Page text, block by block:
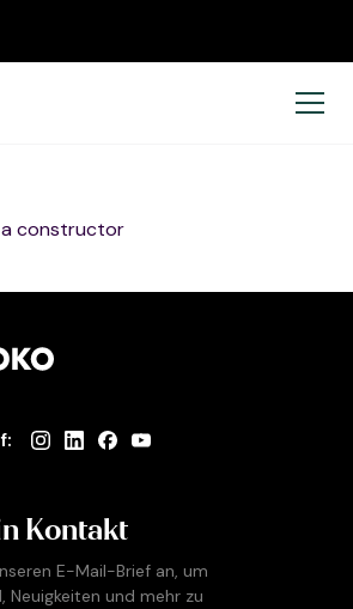
a constructor
Kontakt
E-Mail-Brief an, um
Neuigkeiten und mehr zu